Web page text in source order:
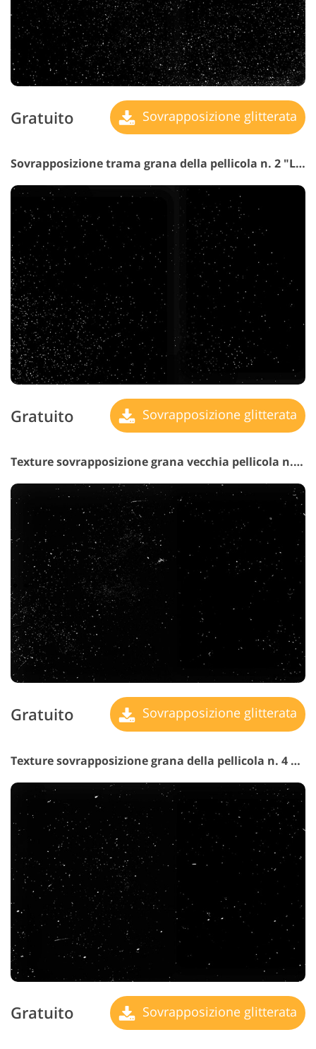
Gratuito Sovrapposizione glitterata
Sovrapposizione trama grana della pellicola n. 2 "Lost Movies"
Gratuito Sovrapposizione glitterata
Texture sovrapposizione grana vecchia pellicola n. 3 "Old Footage"
Gratuito Sovrapposizione glitterata
Texture sovrapposizione grana della pellicola n. 4 "Cinematic Memories"
Gratuito Sovrapposizione glitterata